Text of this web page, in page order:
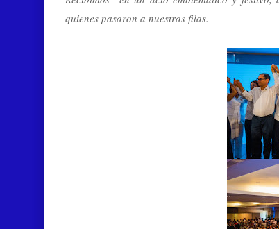
quienes pasaron a nuestras filas.